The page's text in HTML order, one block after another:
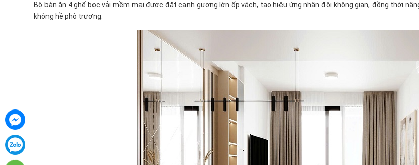
Bộ bàn ăn 4 ghế bọc vải mềm mại được đặt cạnh gương lớn ốp vách, tạo hiệu ứng nhân đôi không gian, đồng thời
không hề phô trương.